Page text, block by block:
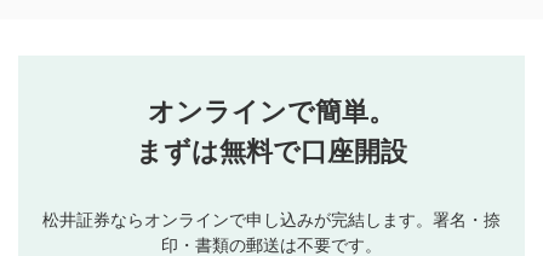
投稿するボタン
星で評価をすると投稿できます。（お名前とコメント
3
動画の評価
行ってください。
当社は、利用者同士、もしくは利用者と第三者間のトラ
ブルによって生じた損害に対して一切の責任を負いませ
評価およびコメントは当社にて審査のうえ、掲載となり
ます。掲載されるまでに日数がかかる場合や掲載されない
オンラインで簡単。
まずは無料で口座開設
松井証券ならオンラインで申し込みが完結します。署名・捺
印・書類の郵送は不要です。